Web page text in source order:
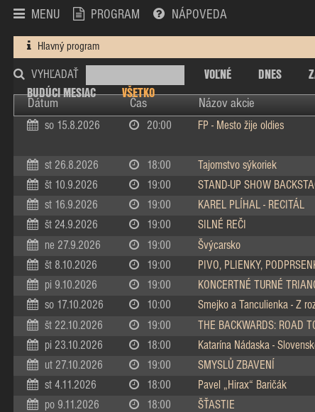
MENU PROGRAM NÁPOVEDA
Hlavný program
VYHĽADAŤ VOĽNÉ DNES
BUDÚCI MESIAC
VŠETKO
Dátum Čas Názov akcie
so 15.8.2026 20:00 FP - Mesto žije oldies
st 26.8.2026 18:00 Tajomstvo sýkoriek
št 10.9.2026 19:00 STAND-UP SHOW
st 16.9.2026 19:00 KAREL PLÍHAL - RECITÁL
št 24.9.2026 19:00 SILNÉ REČI
ne 27.9.2026 19:00 Švýcarsko
št 8.10.2026 19:00 PIVO, PLIENKY,
pi 9.10.2026 19:00 KONCERTNÉ TURNÉ
so 17.10.2026 10:00 Smejko a Tanculienka - Z
št 22.10.2026 19:00 THE BACKWARDS: ROAD
pi 23.10.2026 18:00 Katarína Nádaska -
ut 27.10.2026 19:00 SMYSLŮ ZBAVENÍ
st 4.11.2026 18:00 Pavel „Hirax“ Baričák
po 9.11.2026 18:00 ŠŤASTIE